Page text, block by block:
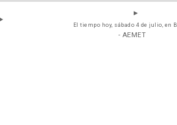
El tiempo hoy, sábado 4 de julio, en
- AEMET